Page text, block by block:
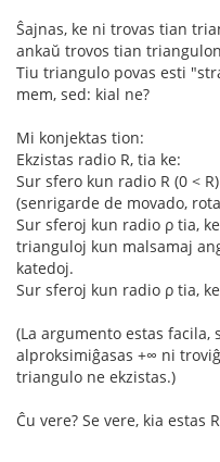
Ŝajnas, ke ni trovas tian
ankaŭ trovos tian
Tiu triangulo povas esti
mem, sed: kial ne?
Mi konjektas tion:
Ekzistas radio R, tia ke:
Sur sfero kun radio R (0 <
(senrigarde de movado,
Sur sferoj kun radio ρ tia,
trianguloj kun malsamaj
katedoj.
Sur sferoj kun radio ρ tia,
(La argumento estas facila,
alproksimiĝasas +∞ ni
triangulo ne ekzistas.)
Ĉu vere? Se vere, kia estas